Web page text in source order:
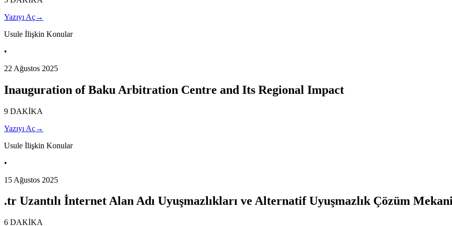
Yazıyı Aç→
Usule İlişkin Konular
•
22 Ağustos 2025
Inauguration of Baku Arbitration Centre and Its Regional Impact
9 DAKİKA
Yazıyı Aç→
Usule İlişkin Konular
•
15 Ağustos 2025
.tr Uzantılı İnternet Alan Adı Uyuşmazlıkları ve Alternatif Uyuşmazlık Çözüm
6 DAKİKA